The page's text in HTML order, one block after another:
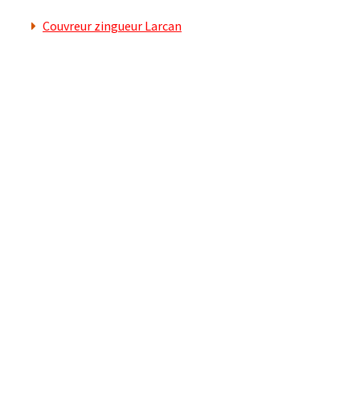
Couvreur zingueur Larcan